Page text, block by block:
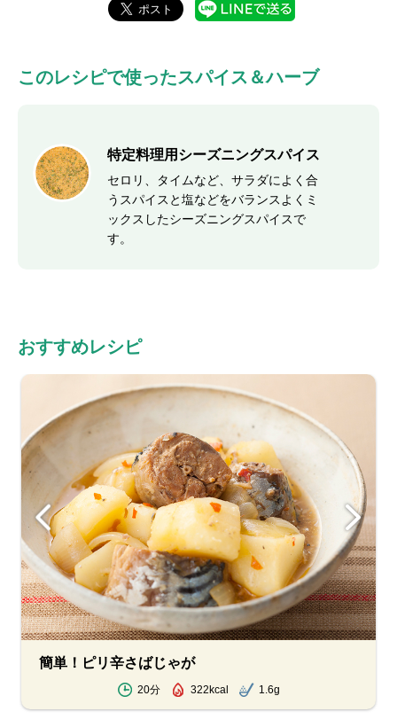
このレシピで使ったスパイス＆ハーブ
特定料理用シーズニングスパイス
セロリ、タイムなど、サラダによく合
うスパイスと塩などをバランスよくミ
ックスしたシーズニングスパイスで
す。
おすすめレシピ
簡単！ピリ辛さばじゃが
20分 322kcal 1.6g